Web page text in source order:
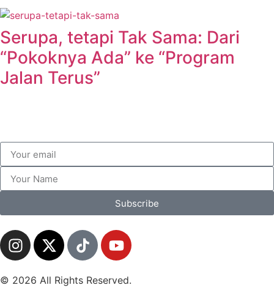
Serupa, tetapi Tak Sama: Dari
“Pokoknya Ada” ke “Program
Jalan Terus”
Subscribe
© 2026 All Rights Reserved.